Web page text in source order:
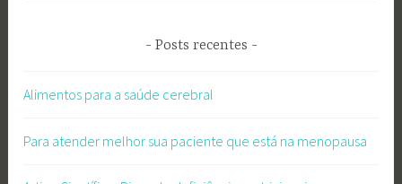
Posts recentes
Alimentos para a saúde cerebral
Para atender melhor sua paciente que está na menopausa